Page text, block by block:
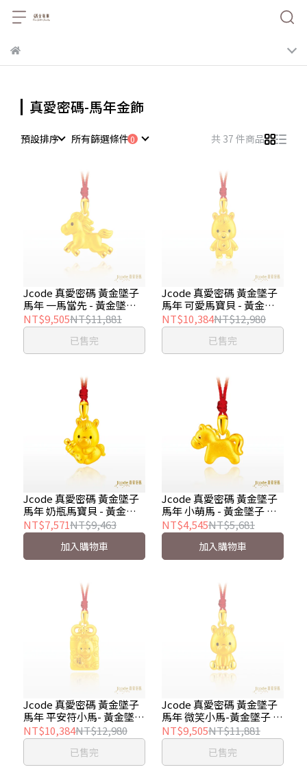
真愛密碼-馬年金飾
預設排序 所有篩選條件 共 37 件商品
Jcode 真愛密碼 黃金墜子
馬年 一馬當先 - 黃金墜子
金重約 0.40 錢±0.03錢
NT$9,505NT$11,881
已售完
Jcode 真愛密碼 黃金墜子
馬年 可愛馬寶貝 - 黃金墜
子 金重約 0.45 錢±0.03錢
NT$10,384NT$12,980
已售完
Jcode 真愛密碼 黃金墜子
馬年 奶瓶馬寶貝 - 黃金墜
子 金重約 0.29-0.43 錢
NT$7,571NT$9,463
加入購物車
Jcode 真愛密碼 黃金墜子
馬年 小萌馬 - 黃金墜子 金
重約 0.14 錢
NT$4,545NT$5,681
加入購物車
Jcode 真愛密碼 黃金墜子
馬年 平安符小馬- 黃金墜子
金重約 0.45 錢±0.03錢
NT$10,384NT$12,980
已售完
Jcode 真愛密碼 黃金墜子
馬年 微笑小馬-黃金墜子 金
重約 0.40 錢±0.03錢
NT$9,505NT$11,881
已售完